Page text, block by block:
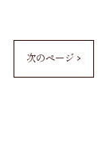
次のページ >